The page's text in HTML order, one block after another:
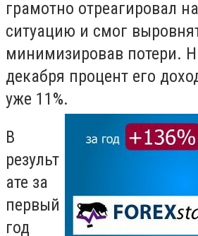
грамотно отреагировал
ситуацию и смог
минимизировав потери.
декабря процент его
уже 11%.
В
результ
ате за
первый
год